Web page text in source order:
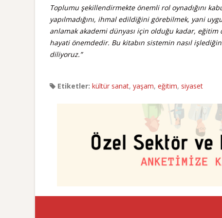
Toplumu şekillendirmekte önemli rol oynadığını
yapılmadığını, ihmal edildiğini görebilmek, yani
anlamak akademi dünyası için olduğu kadar,
hayati önemdedir. Bu kitabın sistemin nasıl
diliyoruz.”
Etiketler: kültür sanat, yaşam, eğitim, siyaset